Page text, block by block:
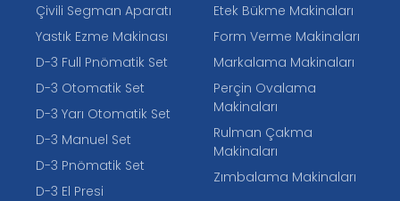
Çivili Segman Aparatı
Yastık Ezme Makinası
D-3 Full Pnömatik Set
D-3 Otomatik Set
D-3 Yarı Otomatik Set
D-3 Manuel Set
D-3 Pnömatik Set
D-3 El Presi
Etek Bükme Makinaları
Form Verme Makinaları
Markalama Makinaları
Perçin Ovalama
Makinaları
Rulman Çakma
Makinaları
Zımbalama Makinaları